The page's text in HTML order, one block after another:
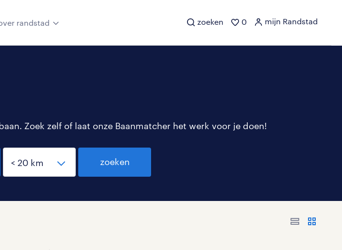
randstad zoeken 0 mijn Randstad
Zoek zelf of laat onze Baanmatcher het werk voor je doen!
zoeken